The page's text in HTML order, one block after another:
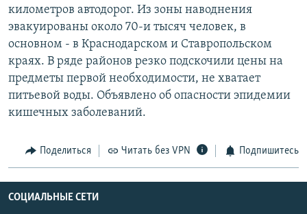
Все сайты РСЕ/РС
километров автодорог. Из зоны наводнения
эвакуированы около 70-и тысяч человек, в
основном - в Краснодарском и Ставропольском
краях. В ряде районов резко подскочили цены на
предметы первой необходимости, не хватает
питьевой воды. Объявлено об опасности эпидемии
кишечных заболеваний.
Поделиться Читать без VPN Подпишитесь
СОЦИАЛЬНЫЕ СЕТИ